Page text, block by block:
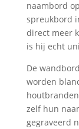
naambord
spreukbord
direct meer
is hij echt
De
worden
zelf hun
gegraveerd